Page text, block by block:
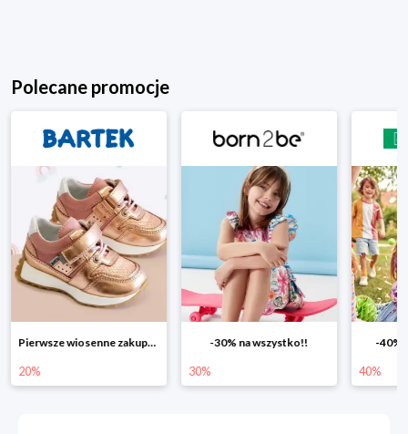
Polecane promocje
Pierwsze wiosenne zakupy -20%
20%
-30% na wszystko!!
30%
-40%
40%